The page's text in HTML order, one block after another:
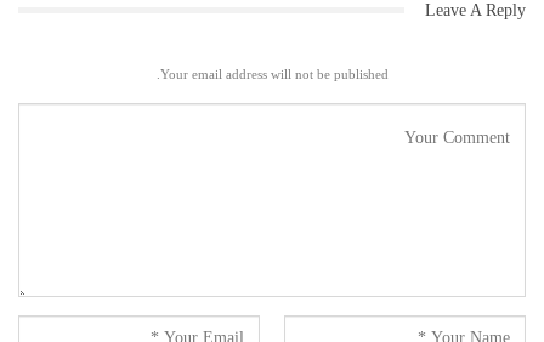
Leave A Reply
Your email address will not be published.